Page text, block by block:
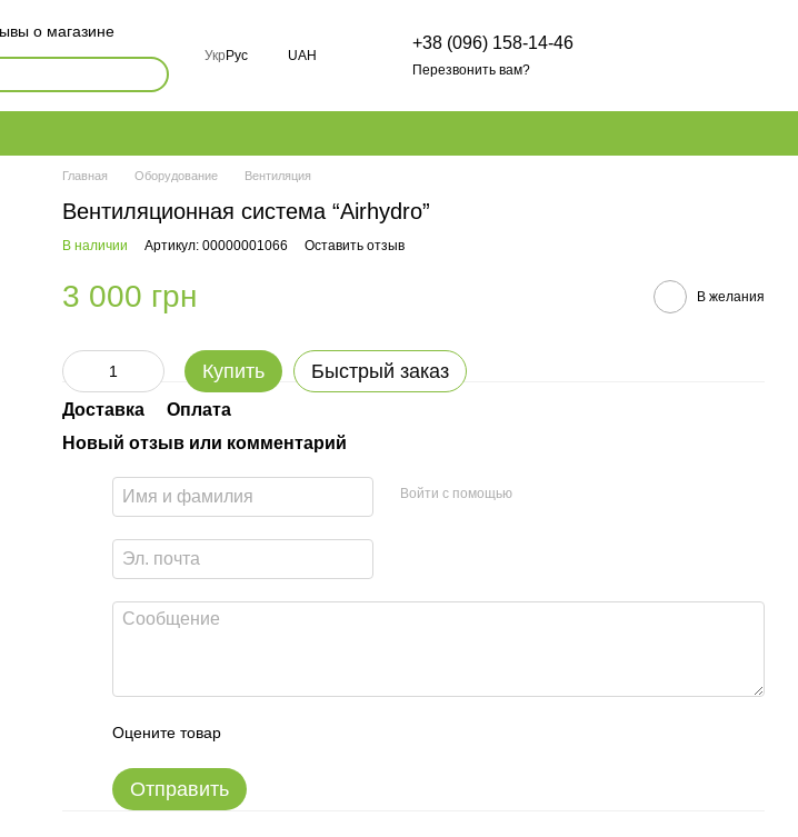
о магазине
Укр Рус UAH
+38 (096) 158-14-46
Перезвонить вам?
Главная Оборудование Вентиляция
Вентиляционная система “Airhydro”
В наличии Артикул: 00000001066 Оставить отзыв
3 000 грн В желания
Купить Быстрый заказ
Доставка
Оплата
Новый отзыв или комментарий
Войти с помощью
Оцените товар
Отправить